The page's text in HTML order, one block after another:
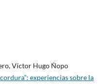
Víctor Hugo Ñopo
experiencias sobre la